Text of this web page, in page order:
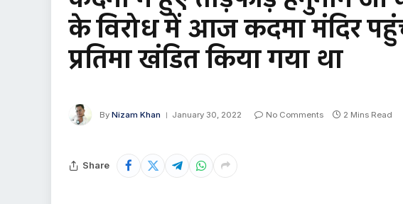
के विरोध में आज कदमा मंदिर
प्रतिमा खंडित किया गया था
By Nizam Khan January 30, 2022 No Comments 2 Mins Read
Share